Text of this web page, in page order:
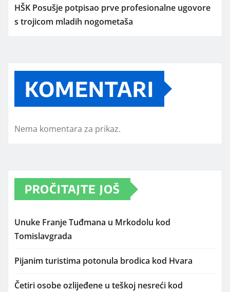
HŠK Posušje potpisao prve profesionalne ugovore
s trojicom mladih nogometaša
KOMENTARI
Nema komentara za prikaz.
PROČITAJTE JOŠ
Unuke Franje Tuđmana u Mrkodolu kod
Tomislavgrada
Pijanim turistima potonula brodica kod Hvara
Četiri osobe ozlijeđene u teškoj nesreći kod